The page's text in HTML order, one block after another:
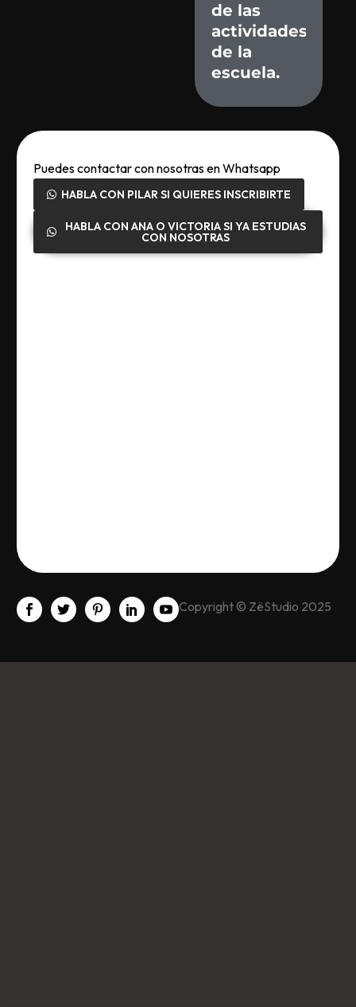
de las
actividades
de la
escuela.
Puedes contactar con nosotras en Whatsapp
HABLA CON PILAR SI QUIERES INSCRIBIRTE
HABLA CON ANA O VICTORIA SI YA ESTUDIAS
CON NOSOTRAS
Copyright © ZëStudio 2025